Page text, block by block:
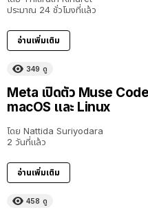
ประมาณ 24 ชั่วโมงที่แล้ว
อ่านเพิ่มเติม
349 ดู
Meta เปิดตัว Muse
macOS และ Linux
โดย Nattida Suriyodara
2 วันที่แล้ว
อ่านเพิ่มเติม
458 ดู